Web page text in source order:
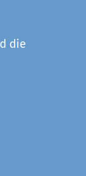
die